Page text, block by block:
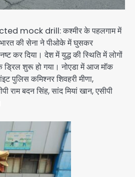
mock drill: कश्मीर के पहलगाम में
की सेना ने पीओके में घुसकर
कर दिया। देश में युद्ध की स्थिति में लोगों
ड्रिल शुरू हो गया। नोएडा में आज मॉक
पुलिस कमिश्नर शिवहरी मीणा,
राम बदन सिंह, सांद मियां खान, एसीपी